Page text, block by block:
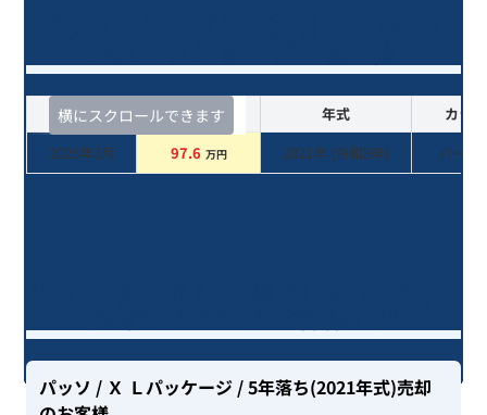
横にスクロールできます
査定時期 セルカ実績 年式
カラー
2025年3月
97.6 万円 2021年 (令和3年) パール
パッソ / Ｘ Ｌパッケージ / 5年落ち(2021年式)売却